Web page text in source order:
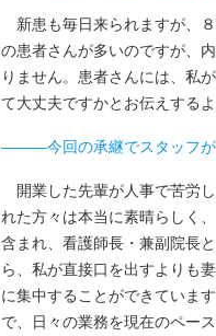
新患も毎日来られますが、
の患者さんが多いのですが、
りません。患者さんには、私
て大丈夫ですかとお伝えするよ
―――今回の承継でスタッフが
開業した先輩が人事で苦労
れた方々は本当に素晴らしく
含まれ、看護師長・兼副院長
ら、私が直接口を出すよりも
に集中することができていま
で、日々の業務を現在のペー